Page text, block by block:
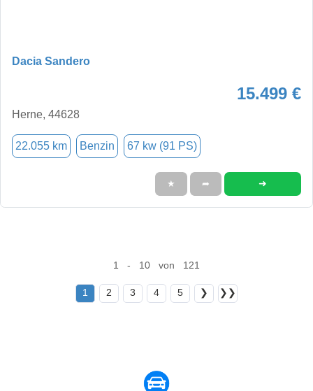
Dacia Sandero
15.499 €
Herne, 44628
22.055 km Benzin 67 kw (91 PS)
★ ➦ ➜
1 - 10 von 121
1 2 3 4 5 ❯ ❯❯